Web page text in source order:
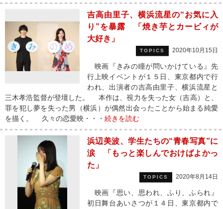
吉高由里子、横浜流星の“お気に入
り”を暴露 「焼き芋とカービィが
大好き」
TOPICS 2020年10月15日
映画『きみの瞳が問いかけている』先
行上映イベントが１５日、東京都内で行
われ、出演者の吉高由里子、横浜流星と
三木孝浩監督が登壇した。 本作は、視力を失った女（吉高）と、
罪を犯し夢を失った男（横浜）が偶然出会ったことから始まる純愛
を描く。 久々の恋愛映・・・ 続きを読む
浜辺美波、学生たちの“青春写真”に
涙 「もっと楽しんでおけばよかっ
た」
TOPICS 2020年8月14日
映画『思い、思われ、ふり、ふられ』
初日舞台あいさつが１４日、東京都内で